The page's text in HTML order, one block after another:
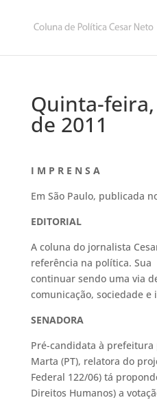
Quinta-
de 2011
I M P R E N S A
Em São Paulo, publicada
EDITORIAL
A coluna do jornalista
referência na política. Sua
continuar sendo uma via
comunicação, sociedade e
SENADORA
Pré-candidata à
Marta (PT), relatora do
Federal 122/06) tá
Direitos Humanos) a